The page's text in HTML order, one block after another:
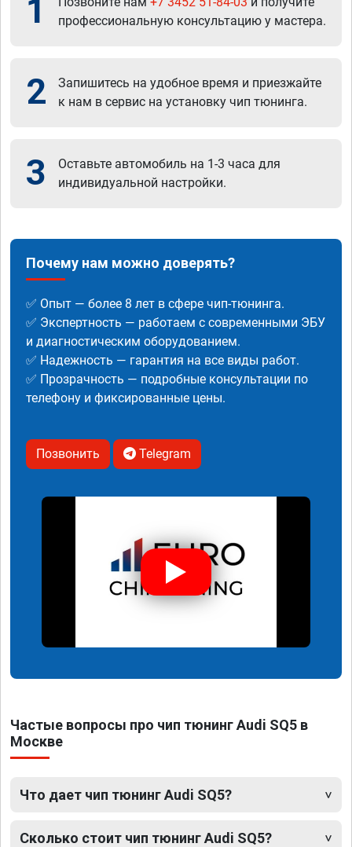
1
профессиональную консультацию у мастера.
2
Запишитесь на удобное время и приезжайте
к нам в сервис на установку чип тюнинга.
3
Оставьте автомобиль на 1-3 часа для
индивидуальной настройки.
Почему нам можно доверять?
✅ Опыт — более 8 лет в сфере чип-тюнинга.
✅ Экспертность — работаем с современными ЭБУ
и диагностическим оборудованием.
✅ Надежность — гарантия на все виды работ.
✅ Прозрачность — подробные консультации по
телефону и фиксированные цены.
Позвонить Telegram
Частые вопросы про чип тюнинг Audi SQ5 в
Москве
Что дает чип тюнинг Audi SQ5?
Сколько стоит чип тюнинг Audi SQ5?